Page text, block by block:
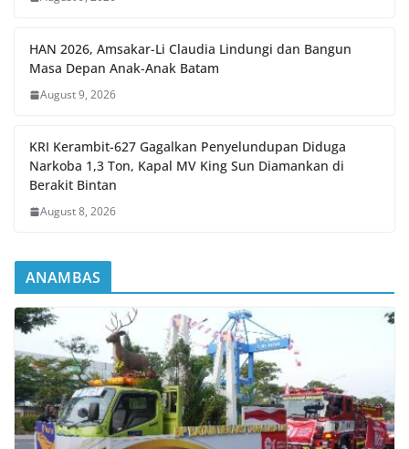
HAN 2026, Amsakar-Li Claudia Lindungi dan Bangun
Masa Depan Anak-Anak Batam
August 9, 2026
KRI Kerambit-627 Gagalkan Penyelundupan Diduga
Narkoba 1,3 Ton, Kapal MV King Sun Diamankan di
Berakit Bintan
August 8, 2026
ANAMBAS